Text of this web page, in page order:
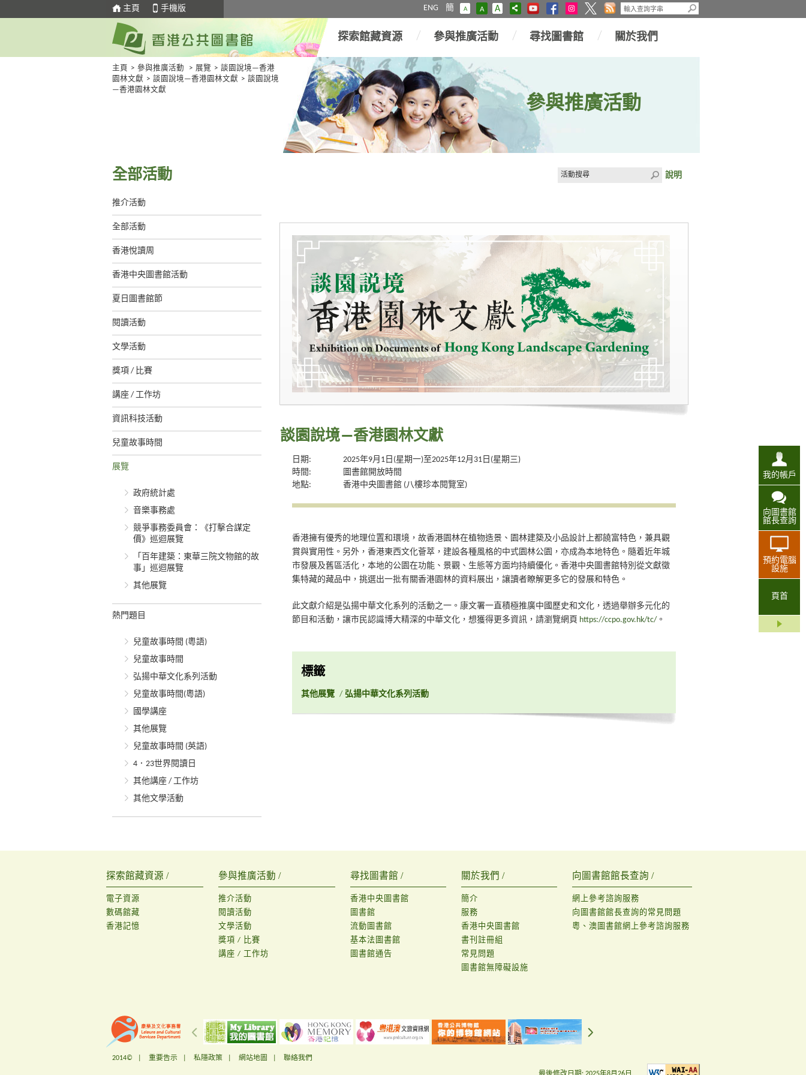
主頁 手機版 ENG 簡 A A A
我的帳戶
向圖書館
館長查詢
預約電腦
設施
頁首
探索館藏資源 參與推廣活動 尋找圖書館 關於我們
主頁 > 參與推廣活動 > 展覽 > 談園說境—香港
園林文獻 > 談園說境—香港園林文獻 > 談園說境
—香港園林文獻
參與推廣活動
全部活動
推介活動
全部活動
香港悅讀周
香港中央圖書館活動
夏日圖書館節
閱讀活動
文學活動
獎項 / 比賽
講座 / 工作坊
資訊科技活動
兒童故事時間
展覽
政府統計處
音樂事務處
競爭事務委員會：《打擊合謀定
價》巡迴展覽
「百年建築：東華三院文物館的故
事」巡迴展覽
其他展覽
熱門題目
兒童故事時間 (粵語)
兒童故事時間
弘揚中華文化系列活動
兒童故事時間(粵語)
國學講座
其他展覽
兒童故事時間 (英語)
4．23世界閱讀日
其他講座 / 工作坊
其他文學活動
說明
談園說境—香港園林文獻
日期:
2025年9月1日(星期一)至2025年12月31日(星期三)
時間:
圖書館開放時間
地點:
香港中央圖書館 (八樓珍本閱覽室)
香港擁有優秀的地理位置和環境，故香港園林在植物造景、園林建築及小品設計上都饒富特色，兼具觀
賞與實用性。另外，香港東西文化薈萃，建設各種風格的中式園林公園，亦成為本地特色。隨着近年城
市發展及舊區活化，本地的公園在功能、景觀、生態等方面均持續優化。香港中央圖書館特別從文獻徵
集特藏的藏品中，挑選出一批有關香港園林的資料展出，讓讀者瞭解更多它的發展和特色。
此文獻介紹是弘揚中華文化系列的活動之一。康文署一直積極推廣中國歷史和文化，透過舉辦多元化的
節目和活動，讓市民認識博大精深的中華文化，想獲得更多資訊，請瀏覽網頁 https://ccpo.gov.hk/tc/。
標籤
其他展覽 / 弘揚中華文化系列活動
探索館藏資源 /
電子資源
數碼館藏
香港記憶
參與推廣活動 /
推介活動
閱讀活動
文學活動
獎項 / 比賽
講座 / 工作坊
尋找圖書館 /
香港中央圖書館
圖書館
流動圖書館
基本法圖書館
圖書館通告
關於我們 /
簡介
服務
香港中央圖書館
書刊註冊組
常見問題
圖書館無障礙設施
向圖書館館長查詢 /
網上參考諮詢服務
向圖書館館長查詢的常見問題
粵、澳圖書館網上參考諮詢服務
2014© | 重要告示 私隱政策 網站地圖 聯絡我們